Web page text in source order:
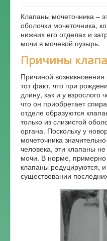
Заболевания
Диагностика
Советы врача
Альтернативная
Форум
Клапаны мочеточника –
оболочки мочеточника,
нижних его отделах и
мочи в мочевой пузырь.
Причины
Причиной
тот факт, что при
длину, как и у взрослого
что он приобретает
отделе образуются
только из слизистой
органа. Поскольку у
мочеточника
человека, эти клапаны
мочи. В норме, примерно
клапаны редуцируются,
существовании